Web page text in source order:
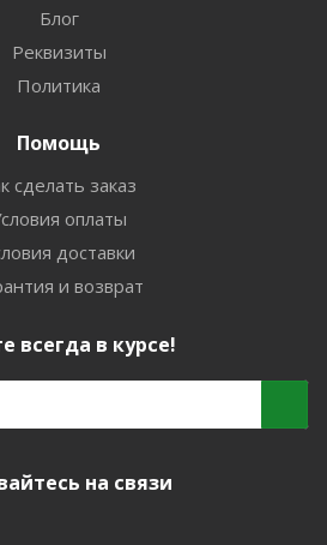
Блог
Реквизиты
Политика
Помощь
сделать заказ
оплаты
доставки
и возврат
всегда в курсе!
на связи